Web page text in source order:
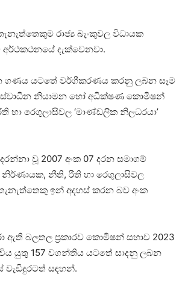
රාජ්‍ය බැංකුවල විධායක
දැක්වෙනවා.
ගණය යටතේ වර්ගීකරණය කරනු ලබන සෑම
ස්වාධීන නියාමන හෝ අධික්ෂණ කොමිෂන්
රෙගුලාසිවල ‘මාණ්ඩලික නිලධරයා’
වූ 2007 අංක 07 දරන සමාගම්
නිර්ණායක, නීති, රීති හා රෙගුලාසිවල
ඉන් අදහස් කරන බව අංක
බලතල ප්‍රකාරව කොමිෂන් සභාව 2023
යුතු 157 වගන්තිය යටතේ සාදනු ලබන
වැඩිදුරටත් සඳහන්.